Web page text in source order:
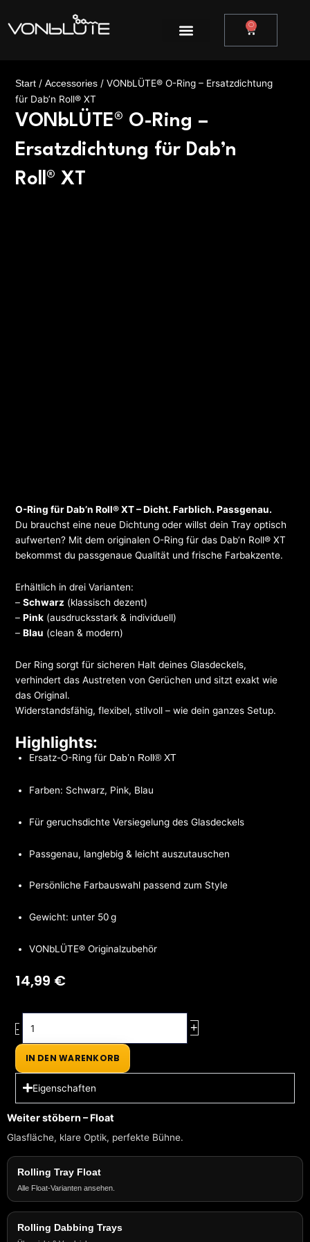
Inhalt
springen
0
Start /Accessories / VONbLÜTE® O-Ring – Ersatzdichtung
für Dab’n Roll® XT
VONbLÜTE® O-Ring –
Ersatzdichtung für Dab’n
Roll® XT
O-Ring für Dab’n Roll® XT – Dicht. Farblich. Passgenau.
Du brauchst eine neue Dichtung oder willst dein Tray optisch
aufwerten? Mit dem originalen O-Ring für das Dab’n Roll® XT
bekommst du passgenaue Qualität und frische Farbakzente.
Erhältlich in drei Varianten:
–Schwarz (klassisch dezent)
–Pink (ausdrucksstark & individuell)
–Blau (clean & modern)
Der Ring sorgt für sicheren Halt deines Glasdeckels,
verhindert das Austreten von Gerüchen und sitzt exakt wie
das Original.
Widerstandsfähig, flexibel, stilvoll – wie dein ganzes Setup.
Highlights:
Ersatz-O-Ring für Dab’n Roll® XT
Farben: Schwarz, Pink, Blau
Für geruchsdichte Versiegelung des Glasdeckels
Passgenau, langlebig & leicht auszutauschen
Persönliche Farbauswahl passend zum Style
Gewicht: unter 50 g
VONbLÜTE® Originalzubehör
14,99 €
-
O-
Ersatzdichtung
für
Dab’n
XT
Menge
+
IN DEN WARENKORB
Eigenschaften
Weiter stöbern – Float
Glasfläche, klare Optik, perfekte Bühne.
Rolling Tray Float
Alle Float-Varianten ansehen.
Rolling Dabbing Trays